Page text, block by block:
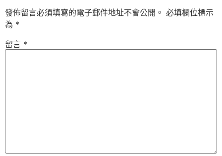
發佈留言必須填寫的電子郵件地址不會公開。 必填欄位標示
為 *
留言 *